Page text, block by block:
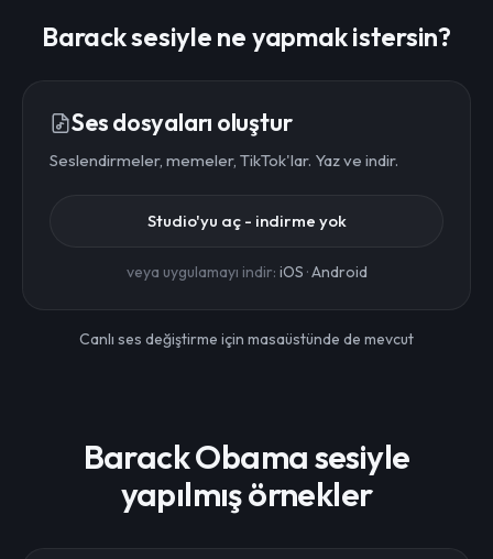
Barack sesiyle ne yapmak istersin?
Ses dosyaları oluştur
Seslendirmeler, memeler, TikTok'lar. Yaz ve indir.
Studio'yu aç - indirme yok
veya uygulamayı indir: iOS ·Android
Canlı ses değiştirme için masaüstünde de mevcut
Barack Obama sesiyle
yapılmış örnekler